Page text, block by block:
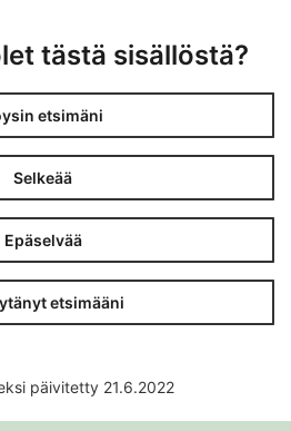
tästä sisällöstä?
etsimäni
Selkeää
Epäselvää
etsimääni
päivitetty 21.6.2022